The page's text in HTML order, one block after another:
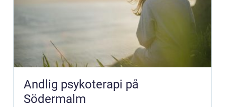
Andlig psykoterapi på
Södermalm